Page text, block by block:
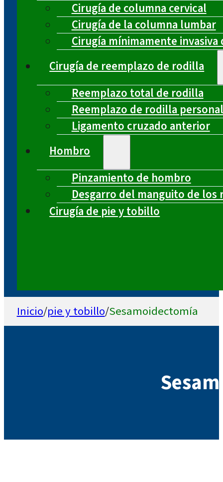
Cirugía de columna cervical
Cirugía de la columna lumbar
Cirugía mínimamente
Cirugía de reemplazo de rodilla
Reemplazo total de rodilla
Reemplazo de rodilla
Ligamento cruzado anterior
Hombro
Pinzamiento de hombro
Desgarro del manguito de los
Cirugía de pie y tobillo
Inicio/pie y tobillo/Sesamoidectomía